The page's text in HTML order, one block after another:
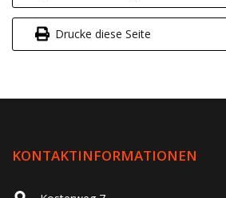
Drucke diese Seite
KONTAKTINFORMATIONEN